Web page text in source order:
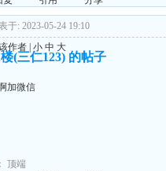
于: 2023-05-24 19:10
作者 小 中 大
楼(三仁123) 的帖子
加微信
顶端